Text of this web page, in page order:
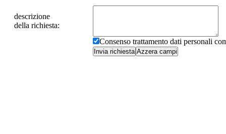
descrizione
della richiesta:
Consenso trattamento dati personali